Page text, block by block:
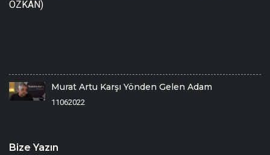
Murat Artu Karşı Yönden Gelen Adam
11062022
Bize Yazın